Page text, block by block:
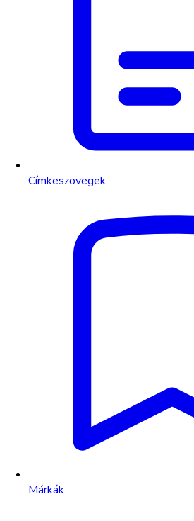
Címkeszövegek
Márkák